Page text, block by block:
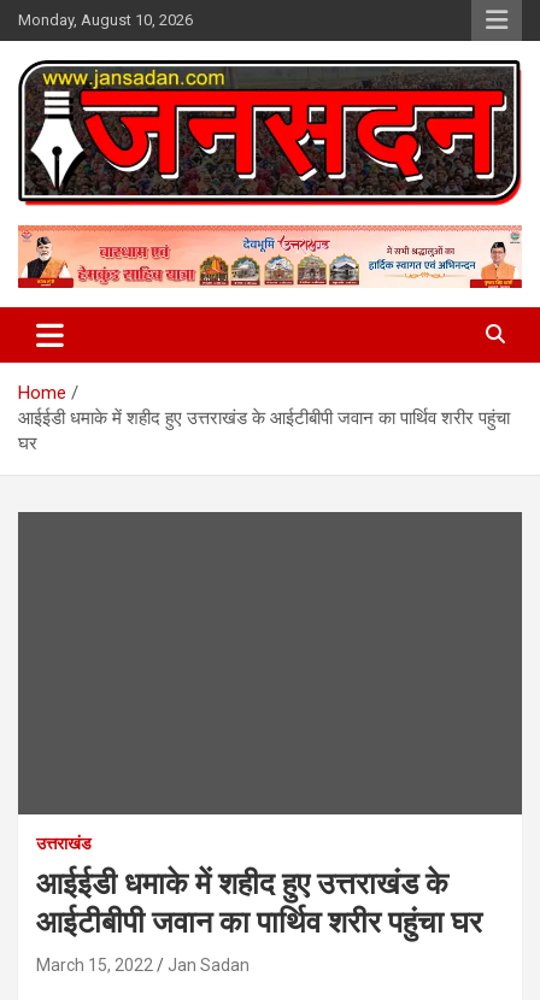
Skip
to
content
Monday, August 10, 2026
Jan Sadan
Home
आईईडी धमाके में शहीद हुए उत्तराखंड के आईटीबीपी जवान का पार्थिव शरीर पहुंचा
घर
उत्तराखंड
आईईडी धमाके में शहीद हुए उत्तराखंड के
आईटीबीपी जवान का पार्थिव शरीर पहुंचा घर
March 15, 2022 Jan Sadan